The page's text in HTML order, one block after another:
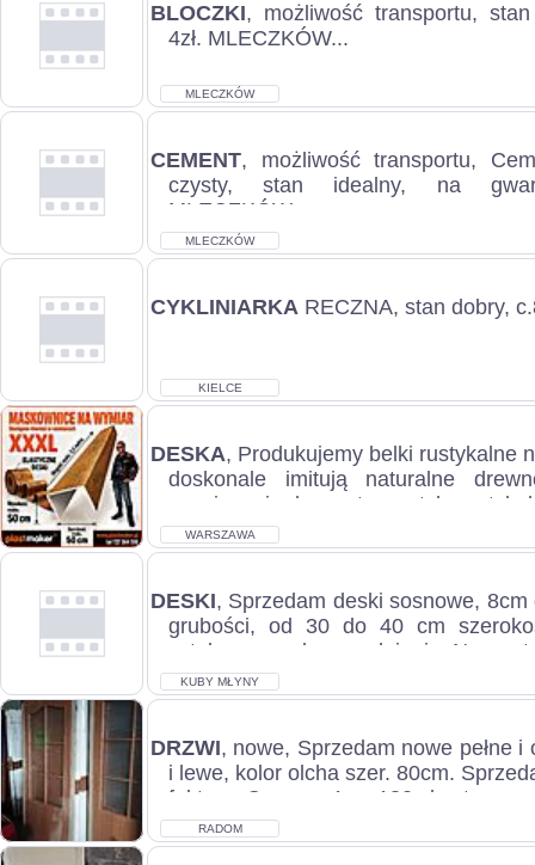
BLOCZKI, możliwość transportu,
4zł. MLECZKÓW...
MLECZKÓW
CEMENT, możliwość transportu,
czysty, stan idealny, na
MLECZKÓW...
MLECZKÓW
CYKLINIARKA RECZNA, stan dobry,
KIELCE
DESKA, Produkujemy belki rustykalne
doskonale imitują naturalne
rozwiązanie do wnętrz w stylu
WARSZAWA
DESKI, Sprzedam deski sosnowe,
grubości, od 30 do 40 cm
sztukę, cena do uzgodnienia. Numer
KUBY MŁYNY
DRZWI, nowe, Sprzedam nowe pełne i
i lewe, kolor olcha szer. 80cm.
fakturę. Cena za 1 sz 180 zł., stan...
RADOM